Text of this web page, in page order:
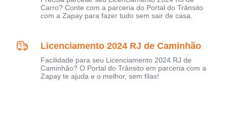
Carro? Conte com a parceria do Portal do Trânsito
com a Zapay para fazer tudo sem sair de casa.
Licenciamento 2024 RJ de Caminhão
Facilidade para seu Licenciamento 2024 RJ de
Caminhão? O Portal do Trânsito em parceria com a
Zapay te ajuda e o melhor, sem filas!